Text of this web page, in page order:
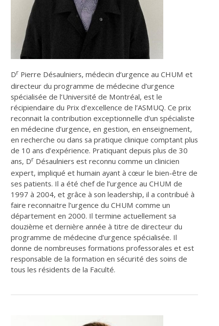
Dr Pierre Désaulniers, médecin d’urgence au CHUM et
directeur du programme de médecine d’urgence
spécialisée de l’Université de Montréal, est le
récipiendaire du Prix d’excellence de l’ASMUQ. Ce prix
reconnait la contribution exceptionnelle d’un spécialiste
en médecine d’urgence, en gestion, en enseignement,
en recherche ou dans sa pratique clinique comptant plus
de 10 ans d’expérience. Pratiquant depuis plus de 30
ans, Dr Désaulniers est reconnu comme un clinicien
expert, impliqué et humain ayant à cœur le bien-être de
ses patients. Il a été chef de l’urgence au CHUM de
1997 à 2004, et grâce à son leadership, il a contribué à
faire reconnaitre l’urgence du CHUM comme un
département en 2000. Il termine actuellement sa
douzième et dernière année à titre de directeur du
programme de médecine d’urgence spécialisée. Il
donne de nombreuses formations professorales et est
responsable de la formation en sécurité des soins de
tous les résidents de la Faculté.